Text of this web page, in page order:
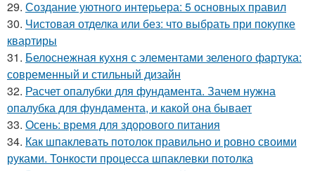
29. Создание уютного интерьера: 5 основных правил
30. Чистовая отделка или без: что выбрать при покупке
квартиры
31. Белоснежная кухня с элементами зеленого фартука:
современный и стильный дизайн
32. Расчет опалубки для фундамента. Зачем нужна
опалубка для фундамента, и какой она бывает
33. Осень: время для здорового питания
34. Как шпаклевать потолок правильно и ровно своими
руками. Тонкости процесса шпаклевки потолка